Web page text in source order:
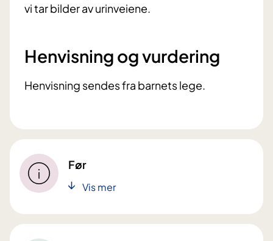
vi tar bilder av urinveiene.
Henvisning og vurdering
Henvisning sendes fra barnets lege.
Før
Vis mer